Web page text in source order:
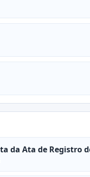
da Ata de Registro